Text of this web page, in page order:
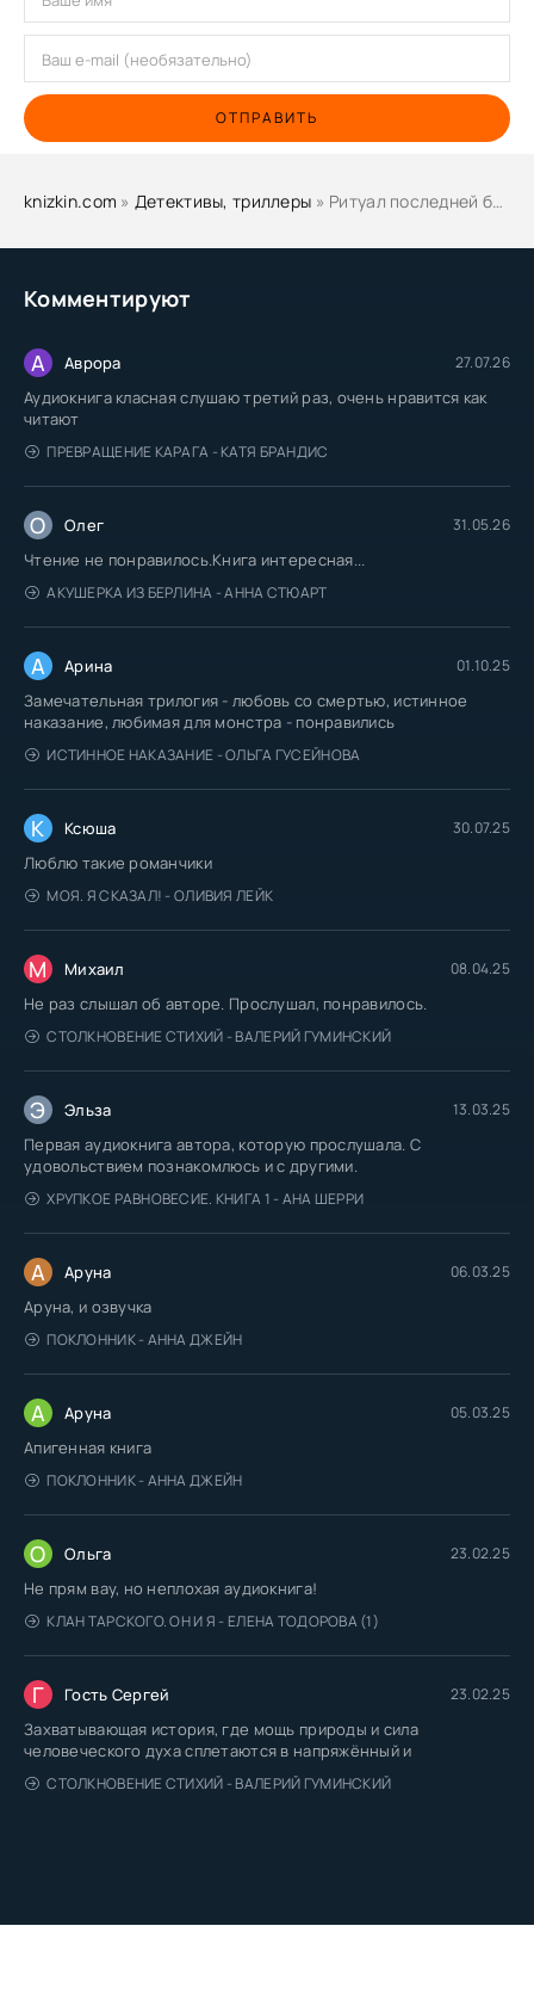
Комментируют
А Аврора 27.07.26
Аудиокнига класная слушаю третий раз, очень нравится как
читают
ПРЕВРАЩЕНИЕ КАРАГА - КАТЯ БРАНДИС
О Олег 31.05.26
Чтение не понравилось.Книга интересная...
АКУШЕРКА ИЗ БЕРЛИНА - АННА СТЮАРТ
А Арина 01.10.25
Замечательная трилогия - любовь со смертью, истинное
наказание, любимая для монстра - понравились
ИСТИННОЕ НАКАЗАНИЕ - ОЛЬГА ГУСЕЙНОВА
К Ксюша 30.07.25
Люблю такие романчики
МОЯ. Я СКАЗАЛ! - ОЛИВИЯ ЛЕЙК
М Михаил 08.04.25
Не раз слышал об авторе. Прослушал, понравилось.
СТОЛКНОВЕНИЕ СТИХИЙ - ВАЛЕРИЙ ГУМИНСКИЙ
Э Эльза 13.03.25
Первая аудиокнига автора, которую прослушала. С
удовольствием познакомлюсь и с другими.
ХРУПКОЕ РАВНОВЕСИЕ. КНИГА 1 - АНА ШЕРРИ
А Аруна 06.03.25
Аруна, и озвучка
ПОКЛОННИК - АННА ДЖЕЙН
А Аруна 05.03.25
Апигенная книга
ПОКЛОННИК - АННА ДЖЕЙН
О Ольга 23.02.25
Не прям вау, но неплохая аудиокнига!
КЛАН ТАРСКОГО. ОН И Я - ЕЛЕНА ТОДОРОВА (1)
Г Гость Сергей 23.02.25
Захватывающая история, где мощь природы и сила
человеческого духа сплетаются в напряжённый и
СТОЛКНОВЕНИЕ СТИХИЙ - ВАЛЕРИЙ ГУМИНСКИЙ
ОТПРАВИТЬ
knizkin.com » Детективы, триллеры » Ритуал последней брачной ночи - Виктория Платова